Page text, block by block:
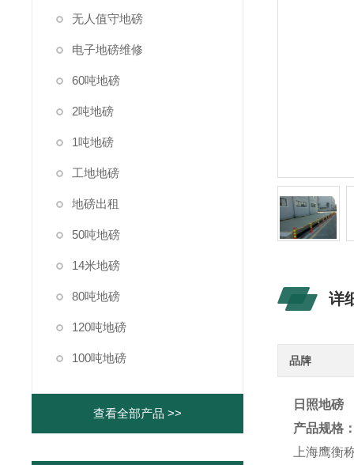
无人值守地磅
电子地磅维修
60吨地磅
2吨地磅
1吨地磅
工地地磅
地磅出租
50吨地磅
14米地磅
80吨地磅
120吨地磅
100吨地磅
查看全部产品 >>
详
品牌
日照地磅
产品规格
上海鹰衡